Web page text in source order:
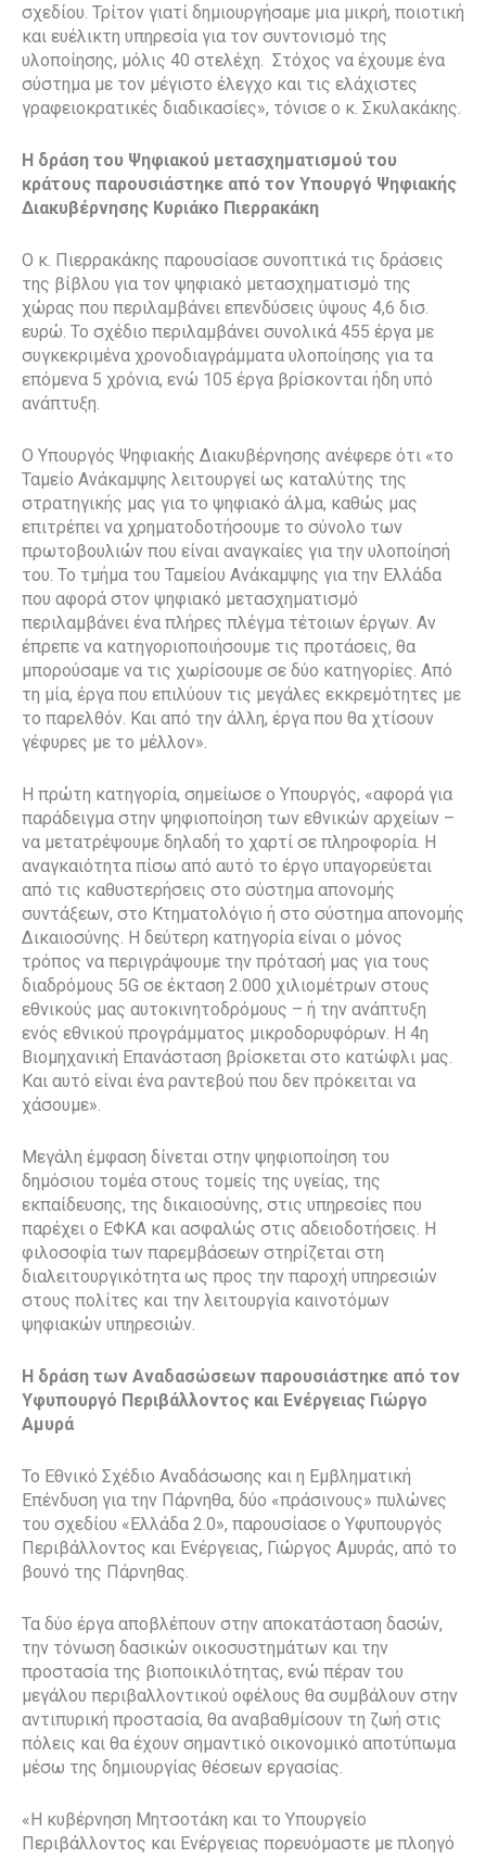
σχεδίου. Τρίτον γιατί δημιουργήσαμε μια μικρή, ποιοτική
και ευέλικτη υπηρεσία για τον συντονισμό της
υλοποίησης, μόλις 40 στελέχη. Στόχος να έχουμε ένα
σύστημα με τον μέγιστο έλεγχο και τις ελάχιστες
γραφειοκρατικές διαδικασίες», τόνισε ο κ. Σκυλακάκης.
Η δράση του Ψηφιακού μετασχηματισμού του
κράτους παρουσιάστηκε από τον Υπουργό Ψηφιακής
Διακυβέρνησης Κυριάκο Πιερρακάκη
Ο κ. Πιερρακάκης παρουσίασε συνοπτικά τις δράσεις
της βίβλου για τον ψηφιακό μετασχηματισμό της
χώρας που περιλαμβάνει επενδύσεις ύψους 4,6 δισ.
ευρώ. Το σχέδιο περιλαμβάνει συνολικά 455 έργα με
συγκεκριμένα χρονοδιαγράμματα υλοποίησης για τα
επόμενα 5 χρόνια, ενώ 105 έργα βρίσκονται ήδη υπό
ανάπτυξη.
Ο Υπουργός Ψηφιακής Διακυβέρνησης ανέφερε ότι «το
Ταμείο Ανάκαμψης λειτουργεί ως καταλύτης της
στρατηγικής μας για το ψηφιακό άλμα, καθώς μας
επιτρέπει να χρηματοδοτήσουμε το σύνολο των
πρωτοβουλιών που είναι αναγκαίες για την υλοποίησή
του. Το τμήμα του Ταμείου Ανάκαμψης για την Ελλάδα
που αφορά στον ψηφιακό μετασχηματισμό
περιλαμβάνει ένα πλήρες πλέγμα τέτοιων έργων. Αν
έπρεπε να κατηγοριοποιήσουμε τις προτάσεις, θα
μπορούσαμε να τις χωρίσουμε σε δύο κατηγορίες. Από
τη μία, έργα που επιλύουν τις μεγάλες εκκρεμότητες με
το παρελθόν. Και από την άλλη, έργα που θα χτίσουν
γέφυρες με το μέλλον».
Η πρώτη κατηγορία, σημείωσε ο Υπουργός, «αφορά για
παράδειγμα στην ψηφιοποίηση των εθνικών αρχείων –
να μετατρέψουμε δηλαδή το χαρτί σε πληροφορία. Η
αναγκαιότητα πίσω από αυτό το έργο υπαγορεύεται
από τις καθυστερήσεις στο σύστημα απονομής
συντάξεων, στο Κτηματολόγιο ή στο σύστημα απονομής
Δικαιοσύνης. Η δεύτερη κατηγορία είναι ο μόνος
τρόπος να περιγράψουμε την πρότασή μας για τους
διαδρόμους 5G σε έκταση 2.000 χιλιομέτρων στους
εθνικούς μας αυτοκινητοδρόμους – ή την ανάπτυξη
ενός εθνικού προγράμματος μικροδορυφόρων. Η 4η
Βιομηχανική Επανάσταση βρίσκεται στο κατώφλι μας.
Και αυτό είναι ένα ραντεβού που δεν πρόκειται να
χάσουμε».
Μεγάλη έμφαση δίνεται στην ψηφιοποίηση του
δημόσιου τομέα στους τομείς της υγείας, της
εκπαίδευσης, της δικαιοσύνης, στις υπηρεσίες που
παρέχει ο ΕΦΚΑ και ασφαλώς στις αδειοδοτήσεις. Η
φιλοσοφία των παρεμβάσεων στηρίζεται στη
διαλειτουργικότητα ως προς την παροχή υπηρεσιών
στους πολίτες και την λειτουργία καινοτόμων
ψηφιακών υπηρεσιών.
Η δράση των Αναδασώσεων παρουσιάστηκε από τον
Υφυπουργό Περιβάλλοντος και Ενέργειας Γιώργο
Αμυρά
Το Εθνικό Σχέδιο Αναδάσωσης και η Εμβληματική
Επένδυση για την Πάρνηθα, δύο «πράσινους» πυλώνες
του σχεδίου «Ελλάδα 2.0», παρουσίασε ο Υφυπουργός
Περιβάλλοντος και Ενέργειας, Γιώργος Αμυράς, από το
βουνό της Πάρνηθας.
Τα δύο έργα αποβλέπουν στην αποκατάσταση δασών,
την τόνωση δασικών οικοσυστημάτων και την
προστασία της βιοποικιλότητας, ενώ πέραν του
μεγάλου περιβαλλοντικού οφέλους θα συμβάλουν στην
αντιπυρική προστασία, θα αναβαθμίσουν τη ζωή στις
πόλεις και θα έχουν σημαντικό οικονομικό αποτύπωμα
μέσω της δημιουργίας θέσεων εργασίας.
«Η κυβέρνηση Μητσοτάκη και το Υπουργείο
Περιβάλλοντος και Ενέργειας πορευόμαστε με πλοηγό